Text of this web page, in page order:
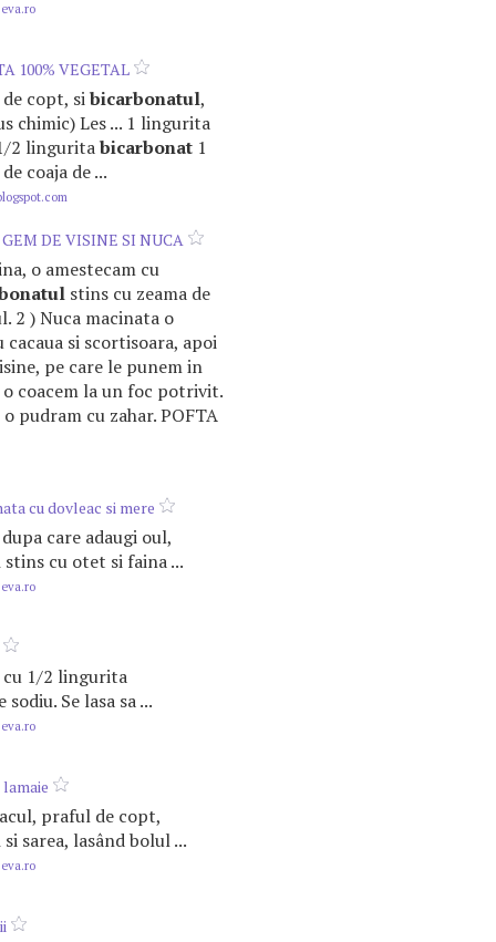
100% VEGETAL
copt, sibicarbonatul,
chimic) Les ... 1 lingurita
2 linguritabicarbonat 1
coaja de ...
DE VISINE SI NUCA
o amestecam cu
stins cu zeama de
2 ) Nuca macinata o
cacaua si scortisoara, apoi
pe care le punem in
coacem la un foc potrivit.
pudram cu zahar. POFTA
cu dovleac si mere
care adaugi oul,
stins cu otet si faina ...
cu 1/2 lingurita
sodiu. Se lasa sa ...
praful de copt,
si sarea, lasând bolul ...